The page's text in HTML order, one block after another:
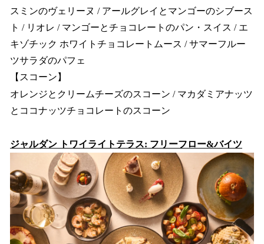
スミンのヴェリーヌ / アールグレイとマンゴーのシブース
ト / リオレ / マンゴーとチョコレートのパン・スイス / エ
キゾチック ホワイトチョコレートムース / サマーフルー
ツサラダのパフェ
【スコーン】
オレンジとクリームチーズのスコーン / マカダミアナッツ
とココナッツチョコレートのスコーン
ジャルダン トワイライトテラス: フリーフロー&バイツ